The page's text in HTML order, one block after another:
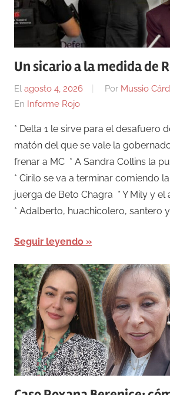
Un sicario a la medida de
El agosto 4, 2026 Por Mussio
En Informe Rojo
* Delta 1 le sirve para el desafuero
matón del que se vale la
frenar a MC * A Sandra Collins la
* Cirilo se va a terminar comiendo
juerga de Beto Chagra * Y Mily y
* Adalberto, huachicolero, santero
Seguir leyendo